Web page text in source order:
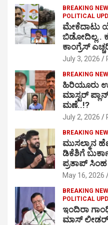
BREAKING
POLITICAL
ಮೇಕೆದಾಟು
ಬಿಡೋದಿಲ್ಲ..
ಕಾಂಗ್ರೆಸ್
July 3, 2026
BREAKING
ಹಿರಿಯೂರು
ಮಾಸ್ಟರ್
ಮಣೆ..!?
July 2, 2026
BREAKING
ಮುಸಲ್ಮಾನ
ಡಿಕೆಶಿಗೆ
ಪ್ರತಾಪ್ ಸಿಂಹ
May 16, 2026
BREAKING
POLITICAL
ಇಂದಿರಾ
ಮಾಸ್ ಲೀಡರ್